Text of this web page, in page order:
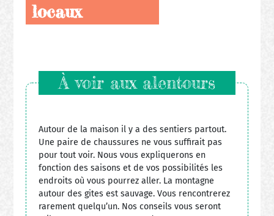
locaux
À voir aux alentours
Autour de la maison il y a des sentiers partout.
Une paire de chaussures ne vous suffirait pas
pour tout voir. Nous vous expliquerons en
fonction des saisons et de vos possibilités les
endroits où vous pourrez aller. La montagne
autour des gites est sauvage. Vous rencontrerez
rarement quelqu’un. Nos conseils vous seront